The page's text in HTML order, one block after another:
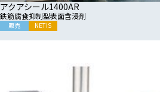
アクアシール1400AR
鉄筋腐食抑制型表面含浸剤
販売 NETIS